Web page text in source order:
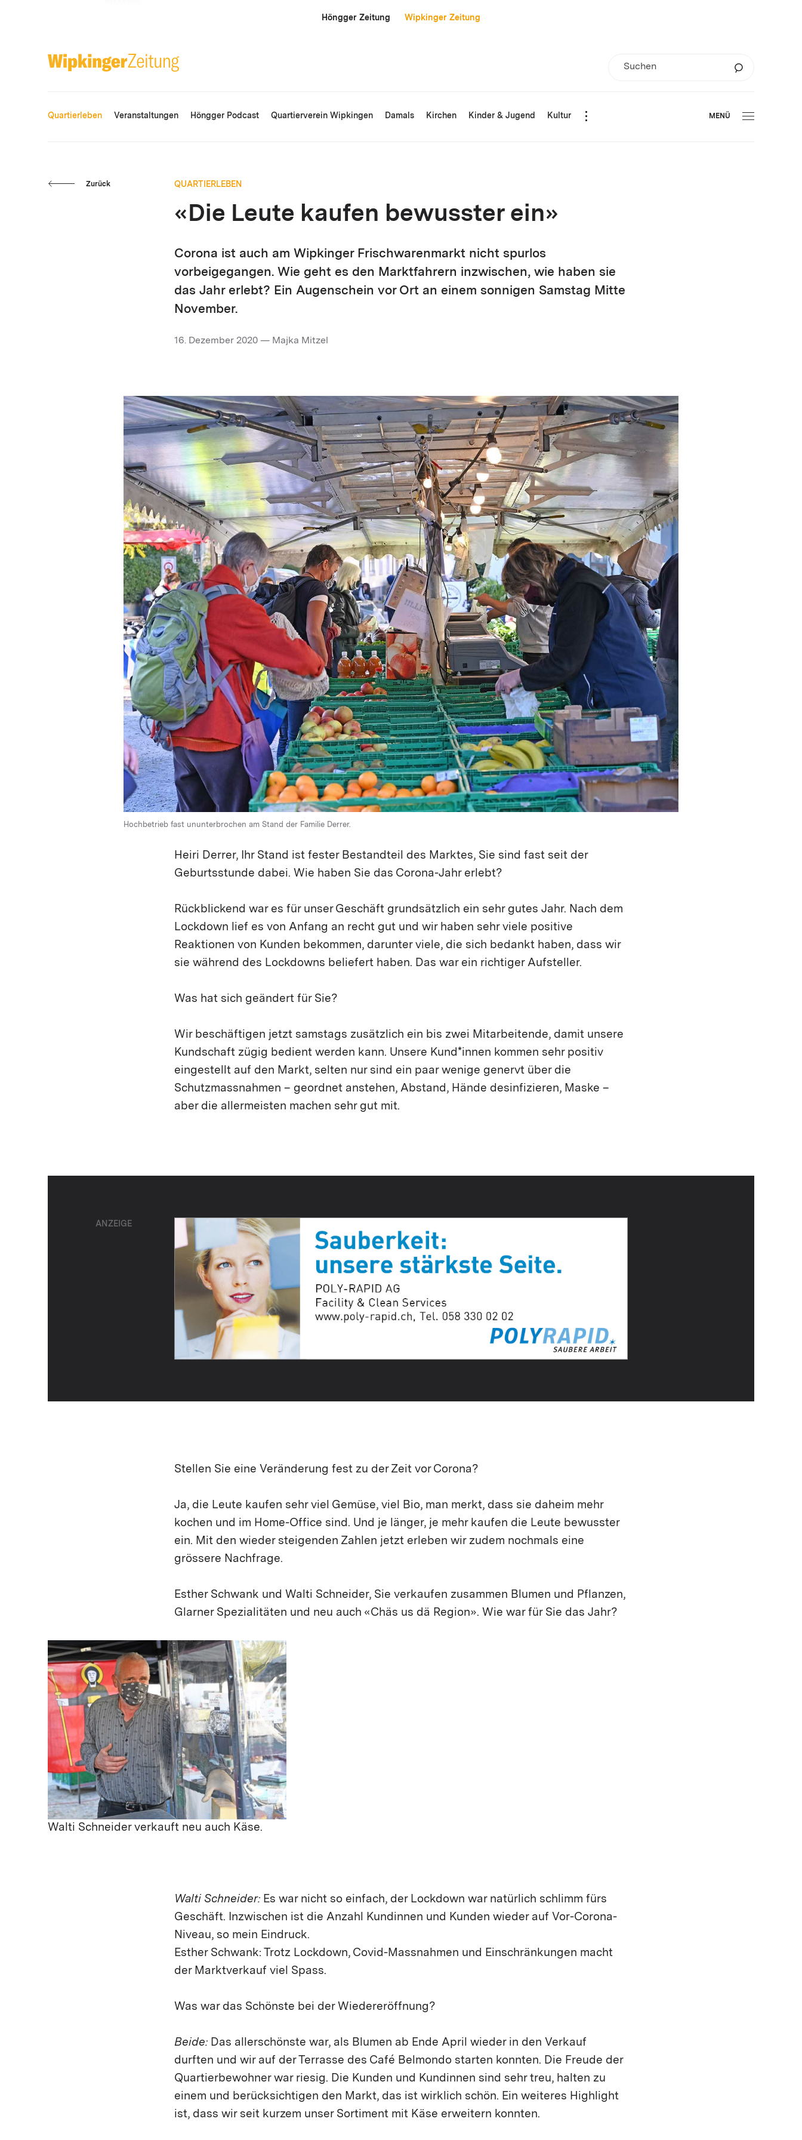
Höngger Zeitung Wipkinger Zeitung
Quartierleben Veranstaltungen Höngger Podcast Quartierverein Wipkingen Damals Kirchen Kinder & Jugend Kultur MENÜ
Zurück QUARTIERLEBEN
«Die Leute kaufen bewusster ein»
Corona ist auch am Wipkinger Frischwarenmarkt nicht spurlos
vorbeigegangen. Wie geht es den Marktfahrern inzwischen, wie haben sie
das Jahr erlebt? Ein Augenschein vor Ort an einem sonnigen Samstag Mitte
November.
16. Dezember 2020 — Majka Mitzel
Hochbetrieb fast ununterbrochen am Stand der Familie Derrer.
Heiri Derrer, Ihr Stand ist ­fester Bestandteil des Marktes, Sie sind fast seit der
Geburtsstunde dabei. Wie haben Sie das Corona-Jahr erlebt?
Rückblickend war es für unser Geschäft grundsätzlich ein sehr gutes Jahr. Nach dem
Lockdown lief es von Anfang an recht gut und wir haben sehr viele positive
Reaktionen von Kunden bekommen, darunter viele, die sich bedankt haben, dass wir
sie während des Lockdowns beliefert haben. Das war ein richtiger Aufsteller.
Was hat sich geändert für Sie?
Wir beschäftigen jetzt samstags zusätzlich ein bis zwei Mitarbeitende, damit unsere
Kundschaft zügig bedient werden kann. Unsere Kund*innen kommen sehr positiv
eingestellt auf den Markt, selten nur sind ein paar wenige genervt über die
Schutzmassnahmen – geordnet anstehen, Abstand, Hände desinfizieren, Maske –
aber die allermeisten machen sehr gut mit.
ANZEIGE
Stellen Sie eine Veränderung fest zu der Zeit vor Corona?
Ja, die Leute kaufen sehr viel Gemüse, viel Bio, man merkt, dass sie daheim mehr
kochen und im Home-Office sind. Und je länger, je mehr kaufen die Leute bewusster
ein. Mit den wieder steigenden Zahlen jetzt erleben wir zudem nochmals eine
grössere Nachfrage.
Esther Schwank und Walti Schneider, Sie verkaufen zusammen Blumen und Pflanzen,
Glarner Spezialitäten und neu auch «Chäs us dä Region». Wie war für Sie das Jahr?
Walti Schneider verkauft neu auch Käse.
Walti Schneider: Es war nicht so einfach, der Lockdown war natürlich schlimm fürs
Geschäft. Inzwischen ist die Anzahl Kundinnen und Kunden wieder auf Vor-Corona-
Niveau, so mein Eindruck.
Esther Schwank: Trotz Lockdown, Covid-Massnahmen und Einschränkungen macht
der Marktverkauf viel Spass.
Was war das Schönste bei der Wiedereröffnung?
Beide: Das allerschönste war, als Blumen ab Ende April wieder in den Verkauf
durften und wir auf der Terrasse des Café Belmondo starten konnten. Die Freude der
Quartierbewohner war riesig. Die Kunden und Kundinnen sind sehr treu, halten zu
einem und berücksichtigen den Markt, das ist wirklich schön. Ein weiteres Highlight
ist, dass wir seit kurzem unser Sortiment mit Käse erweitern konnten.